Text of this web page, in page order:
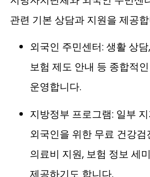
관련 기본 상담과 지원을 제공
외국인 주민센터: 생활 상
보험 제도 안내 등 종합적
운영합니다.
지방정부 프로그램: 일부
외국인을 위한 무료 건강검
의료비 지원, 보험 정보 세
제공하기도 합니다.